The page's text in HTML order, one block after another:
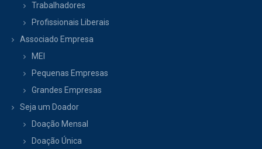
Trabalhadores
Profissionais Liberais
Associado Empresa
MEI
Pequenas Empresas
Grandes Empresas
Seja um Doador
Doação Mensal
Doação Única